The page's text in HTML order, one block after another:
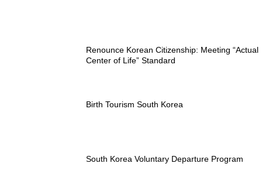
Renounce Korean Citizenship: Meeting “Actual
Center of Life” Standard
Birth Tourism South Korea
South Korea Voluntary Departure Program